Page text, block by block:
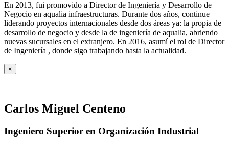
En 2013, fui promovido a Director de Ingeniería y Desarrollo de
Negocio en aqualia infraestructuras. Durante dos años, continue
liderando proyectos internacionales desde dos áreas ya: la propia de
desarrollo de negocio y desde la de ingeniería de aqualia, abriendo
nuevas sucursales en el extranjero. En 2016, asumí el rol de Director
de Ingeniería , donde sigo trabajando hasta la actualidad.
×
Carlos Miguel Centeno
Ingeniero Superior en Organización Industrial